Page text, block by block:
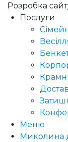
Розробка
Послуги
Меню
Миколина